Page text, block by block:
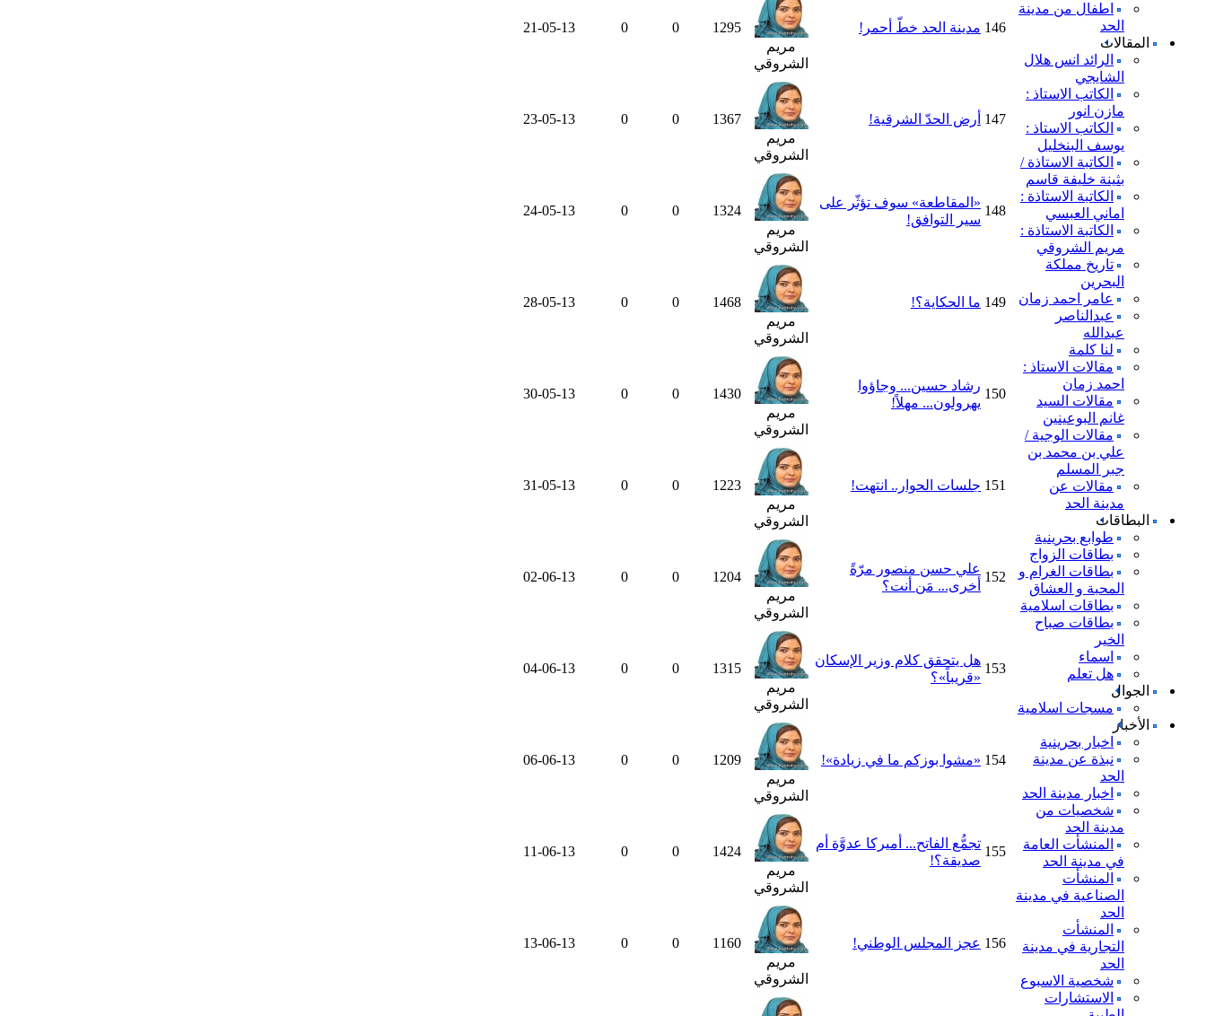
اطفال من مدينة
الحد
المقالات
الرائد انس هلال
الشايجي
الكاتب الاستاذ :
مازن انور
الكاتب الاستاذ :
يوسف البنخليل
الكاتبة الاستاذة /
بثينة خليفة قاسم
الكاتبة الاستاذة :
اماني العبسي
الكاتبة الاستاذة :
مريم الشروقي
تاريخ مملكة
البحرين
عامر احمد زمان
عبدالناصر
عبدالله
لنا كلمة
مقالات الاستاذ :
احمد زمان
مقالات السيد
غانم البوعينين
مقالات الوجية /
علي بن محمد بن
جبر المسلم
مقالات عن
مدينة الحد
البطاقات
طوابع بحرينية
بطاقات الزواج
بطاقات الغرام و
المحبة و العشاق
بطاقات اسلامية
بطاقات صباح
الخير
اسماء
هل تعلم
الجوال
مسجات اسلامية
الأخبار
اخبار بحرينية
نبذة عن مدينة
الحد
اخبار مدينة الحد
شخصيات من
مدينة الحد
المنشأت العامة
في مدينة الحد
المنشأت
الصناعية في مدينة
الحد
المنشأت
التجارية في مدينة
الحد
شخصية الاسبوع
الاستشارات
146 مدينة الحد خطّ أحمر!
مريم
الشروقي
1295
0
0
21-05-13
147 أرض الحدّ الشرقية!
مريم
الشروقي
1367
0
0
23-05-13
148
«المقاطعة» سوف تؤثّر على
سير التوافق!
مريم
الشروقي
1324
0
0
24-05-13
149 ما الحكاية؟!
مريم
الشروقي
1468
0
0
28-05-13
150
رشاد حسين... وجاؤوا
يهرولون... مهلاً!
مريم
الشروقي
1430
0
0
30-05-13
151 جلسات الحوار.. انتهت!
مريم
الشروقي
1223
0
0
31-05-13
152
علي حسن منصور مرّةً
أخرى... مَن أنت؟
مريم
الشروقي
1204
0
0
02-06-13
153
هل يتحقق كلام وزير الإسكان
«قريباً»؟
مريم
الشروقي
1315
0
0
04-06-13
154 «مشوا بوزكم ما في زيادة»!
مريم
الشروقي
1209
0
0
06-06-13
155
تجمُّع الفاتح... أميركا عدوَّة أم
صديقة؟!
مريم
الشروقي
1424
0
0
11-06-13
156 عجز المجلس الوطني!
مريم
الشروقي
1160
0
0
13-06-13